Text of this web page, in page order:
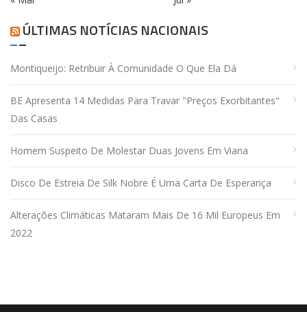
ÚLTIMAS NOTÍCIAS NACIONAIS
Montiqueijo: Retribuir À Comunidade O Que Ela Dá
BE Apresenta 14 Medidas Para Travar "preços Exorbitantes"
Das Casas
Homem Suspeito De Molestar Duas Jovens Em Viana
Disco De Estreia De Silk Nobre É Uma Carta De Esperança
Alterações Climáticas Mataram Mais De 16 Mil Europeus Em
2022